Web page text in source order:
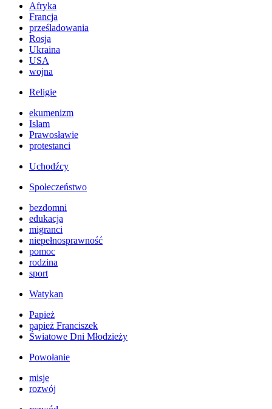
Afryka
Francja
prześladowania
Rosja
Ukraina
USA
wojna
Religie
ekumenizm
Islam
Prawosławie
protestanci
Uchodźcy
Społeczeństwo
bezdomni
edukacja
migranci
niepełnosprawność
pomoc
rodzina
sport
Watykan
Papież
papież Franciszek
Światowe Dni Młodzieży
Powołanie
misje
rozwój